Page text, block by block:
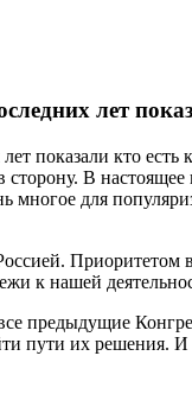
лет
показали кто есть
В настоящее
многое для
к нашей
предыдущие
пути их решения. И